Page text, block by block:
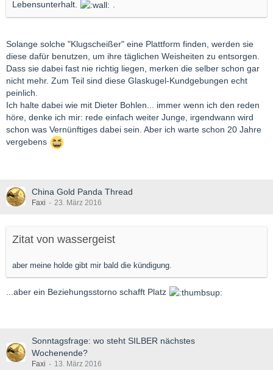
Lebensunterhalt.
Solange solche "Klugscheißer" eine Plattform finden, werden sie
diese dafür benutzen, um ihre täglichen Weisheiten zu entsorgen.
Dass sie dabei fast nie richtig liegen, merken die selber schon gar
nicht mehr. Zum Teil sind diese Glaskugel-Kundgebungen echt
peinlich.
Ich halte dabei wie mit Dieter Bohlen... immer wenn ich den reden
höre, denke ich mir: rede einfach weiter Junge, irgendwann wird
schon was Vernünftiges dabei sein. Aber ich warte schon 20 Jahre
vergebens
China Gold Panda Thread
Faxi 23. März 2016
Zitat von wassergeist
aber meine holde gibt mir bald die kündigung.
...aber ein Beziehungsstorno schafft Platz
Sonntagsfrage: wo steht SILBER nächstes
Wochenende?
Faxi 13. März 2016